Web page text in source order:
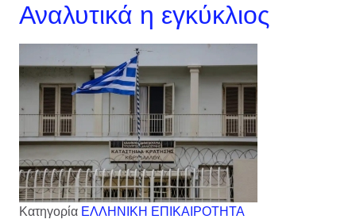
Αναλυτικά η εγκύκλιος
Κατηγορία ΕΛΛΗΝΙΚΗ ΕΠΙΚΑΙΡΟΤΗΤΑ